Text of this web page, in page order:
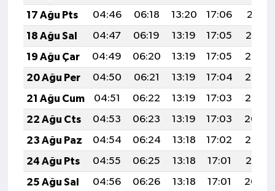
17 Ağu Pts
04:46 06:18 13:20 17:06
20:11
18 Ağu Sal
04:47 06:19 13:19 17:05
20:10
19 Ağu Çar
04:49 06:20 13:19 17:05
20:08
20 Ağu Per
04:50 06:21 13:19 17:04
20:07
21 Ağu Cum
04:51 06:22 13:19 17:03
20:06
22 Ağu Cts
04:53 06:23 13:19 17:03
20:04
23 Ağu Paz
04:54 06:24 13:18 17:02
20:03
24 Ağu Pts
04:55 06:25 13:18 17:01
20:01
25 Ağu Sal
04:56 06:26 13:18 17:01 20:00